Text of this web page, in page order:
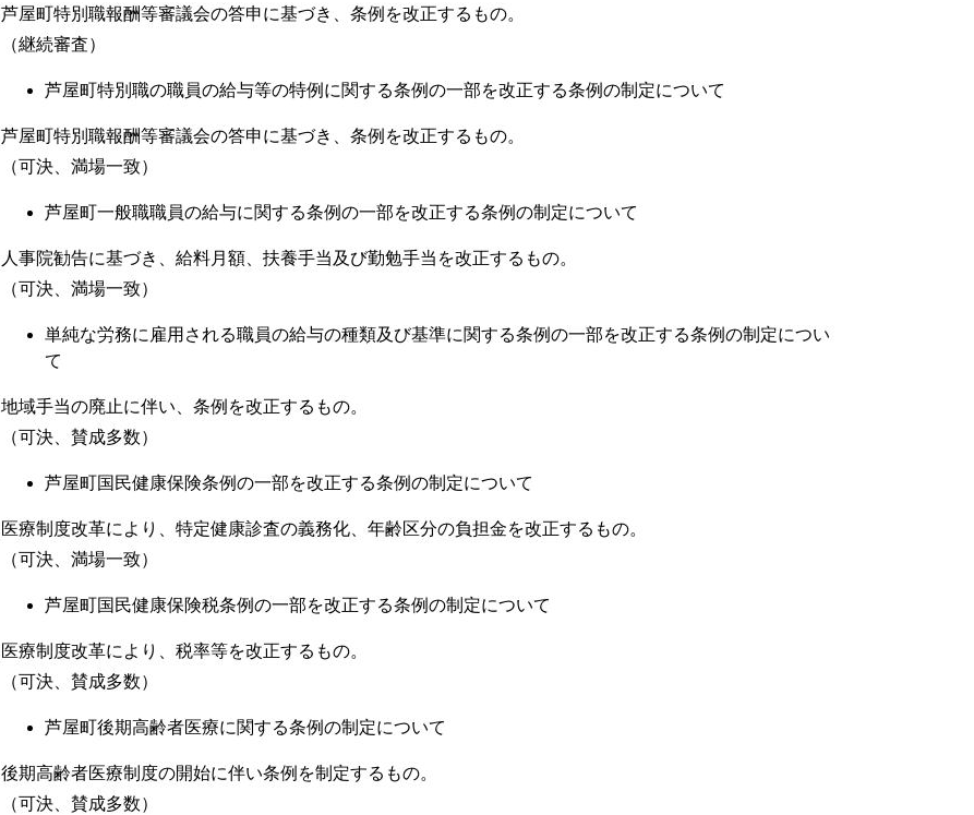
芦屋町特別職報酬等審議会の答申に基づき、条例を改正するもの。
（継続審査）
芦屋町特別職の職員の給与等の特例に関する条例の一部を改正する条例の制定について
芦屋町特別職報酬等審議会の答申に基づき、条例を改正するもの。
（可決、満場一致）
芦屋町一般職職員の給与に関する条例の一部を改正する条例の制定について
人事院勧告に基づき、給料月額、扶養手当及び勤勉手当を改正するもの。
（可決、満場一致）
単純な労務に雇用される職員の給与の種類及び基準に関する条例の一部を改正する条例の制定につい
て
地域手当の廃止に伴い、条例を改正するもの。
（可決、賛成多数）
芦屋町国民健康保険条例の一部を改正する条例の制定について
医療制度改革により、特定健康診査の義務化、年齢区分の負担金を改正するもの。
（可決、満場一致）
芦屋町国民健康保険税条例の一部を改正する条例の制定について
医療制度改革により、税率等を改正するもの。
（可決、賛成多数）
芦屋町後期高齢者医療に関する条例の制定について
後期高齢者医療制度の開始に伴い条例を制定するもの。
（可決、賛成多数）